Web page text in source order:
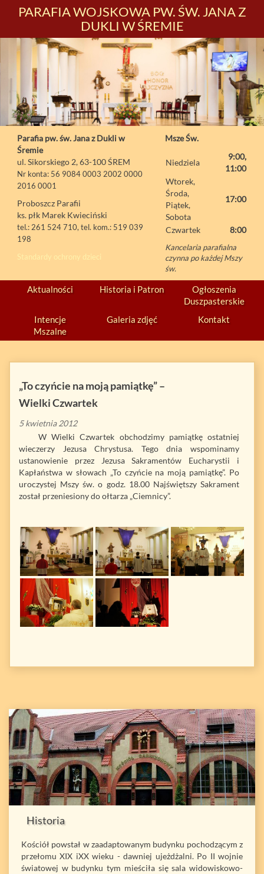
PARAFIA WOJSKOWA PW. ŚW. JANA Z
DUKLI W ŚREMIE
Parafia pw. św. Jana z Dukli w
Śremie
ul. Sikorskiego 2, 63-100 ŚREM
Nr konta: 56 9084 0003 2002 0000
2016 0001
Proboszcz Parafii
ks. płk Marek Kwieciński
tel.: 261 524 710, tel. kom.: 519 039
198
Standardy ochrony dzieci
Msze Św.
Niedziela
9:00,
11:00
Wtorek,
Środa,
Piątek,
Sobota
17:00
Czwartek 8:00
Kancelaria parafialna
czynna po każdej Mszy
św.
Aktualności Historia i Patron
Ogłoszenia
Duszpasterskie
Intencje
Mszalne
Galeria zdjęć Kontakt
„To czyńcie na moją pamiątkę” –
Wielki Czwartek
5 kwietnia 2012
W Wielki Czwartek obchodzimy pamiątkę ostatniej
wieczerzy Jezusa Chrystusa. Tego dnia wspominamy
ustanowienie przez Jezusa Sakramentów Eucharystii i
Kapłaństwa w słowach „To czyńcie na moją pamiątkę”. Po
uroczystej Mszy św. o godz. 18.00 Najświętszy Sakrament
został przeniesiony do ołtarza „Ciemnicy”.
Historia
Kościół powstał w zaadaptowanym budynku pochodzącym z
przełomu XIX iXX wieku - dawniej ujeżdżalni. Po II wojnie
światowej w budynku tym mieściła się sala widowiskowo-